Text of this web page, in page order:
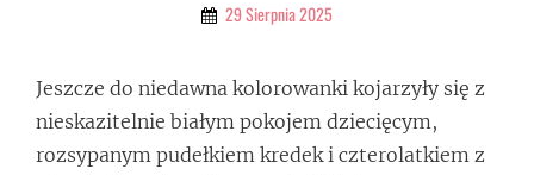
By 29 Sierpnia 2025
Jeszcze do niedawna kolorowanki kojarzyły się z
nieskazitelnie białym pokojem dziecięcym,
rozsypanym pudełkiem kredek i czterolatkiem z